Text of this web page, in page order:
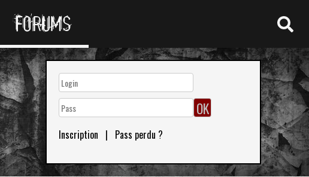
FORUMS
Inscription | Pass perdu ?